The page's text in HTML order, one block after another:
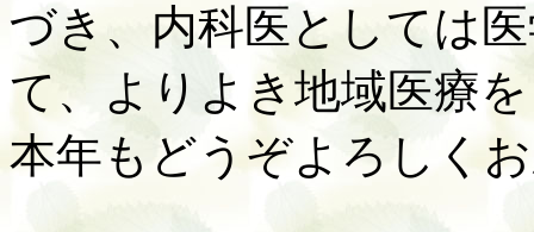
づき、内科医としては
て、よりよき地域医療
本年もどうぞよろしく